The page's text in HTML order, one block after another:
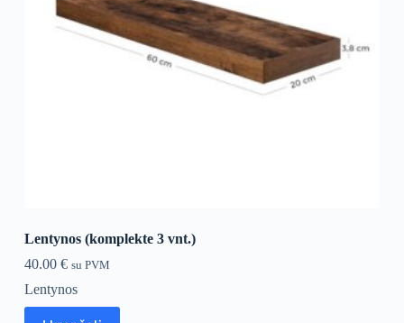
Lentynos (komplekte 3 vnt.)
40.00 € su PVM
Lentynos